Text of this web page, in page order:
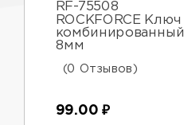
RF-75508
ROCKFORCE Ключ
комбинированный
8мм
(0 Отзывов)
99.00 ₽